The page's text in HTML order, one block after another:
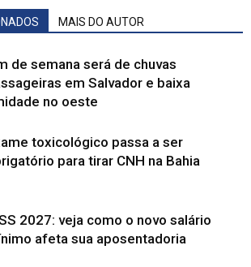
MAIS DO AUTOR
de semana será de chuvas
em Salvador e baixa
no oeste
toxicológico passa a ser
para tirar CNH na Bahia
2027: veja como o novo salário
afeta sua aposentadoria